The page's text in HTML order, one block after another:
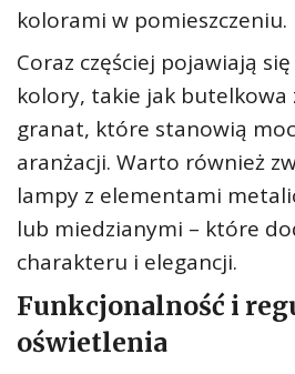
kolorami w pomieszczeniu.
Coraz częściej pojawiają
kolory, takie jak butelkowa
granat, które stanowią
aranżacji. Warto również
lampy z elementami
lub miedzianymi – które
charakteru i elegancji.
Funkcjonalność i
oświetlenia